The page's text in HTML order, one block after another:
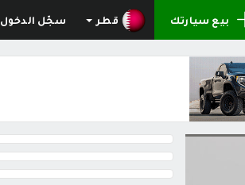
بيع سيارتك قطر سجّل الدخول